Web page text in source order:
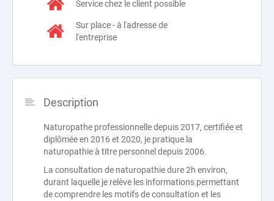
Service chez le client possible
Sur place - à l'adresse de
l'entreprise
Description
Naturopathe professionnelle depuis 2017, certifiée et
diplômée en 2016 et 2020, je pratique la
naturopathie à titre personnel depuis 2006.
La consultation de naturopathie dure 2h environ,
durant laquelle je relève les informations permettant
de comprendre les motifs de consultation et les